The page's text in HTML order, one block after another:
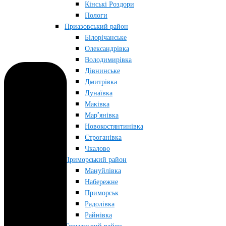
Кінські Роздори
Пологи
Приазовський район
Білорічанське
Олександрівка
Володимирівка
Дівнинське
Дмитрівка
Дунаївка
Маківка
Мар’янівка
Новокостянтинівка
Строганівка
Чкалово
Приморський район
Мануйлівка
Набережне
Приморськ
Радолівка
Райнівка